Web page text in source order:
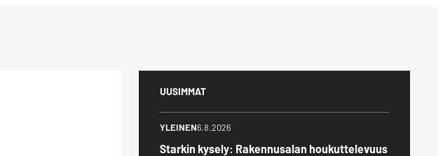
UUSIMMAT
YLEINEN6.8.2026
Starkin kysely: Rakennusalan houkuttelevuus